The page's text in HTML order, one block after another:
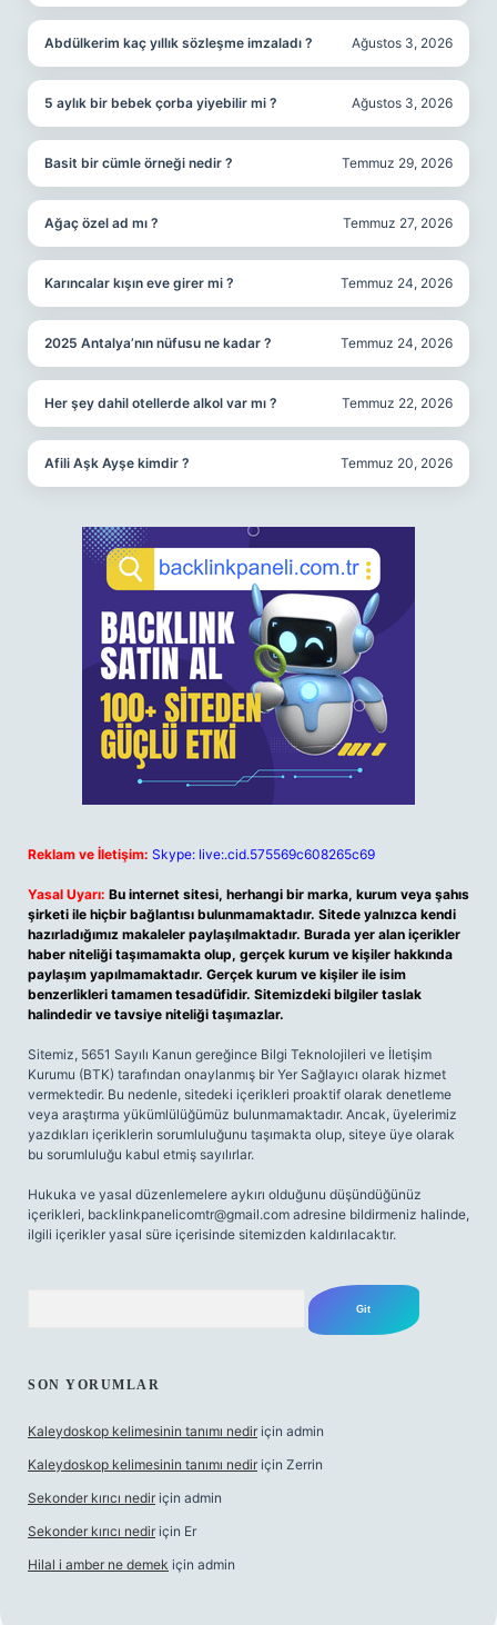
Abdülkerim kaç yıllık sözleşme imzaladı ? Ağustos 3, 2026
5 aylık bir bebek çorba yiyebilir mi ? Ağustos 3, 2026
Basit bir cümle örneği nedir ? Temmuz 29, 2026
Ağaç özel ad mı ? Temmuz 27, 2026
Karıncalar kışın eve girer mi ? Temmuz 24, 2026
2025 Antalya’nın nüfusu ne kadar ? Temmuz 24, 2026
Her şey dahil otellerde alkol var mı ? Temmuz 22, 2026
Afili Aşk Ayşe kimdir ? Temmuz 20, 2026
Reklam ve İletişim: Skype: live:.cid.575569c608265c69
Yasal Uyarı: Bu internet sitesi, herhangi bir marka, kurum veya şahıs
şirketi ile hiçbir bağlantısı bulunmamaktadır. Sitede yalnızca kendi
hazırladığımız makaleler paylaşılmaktadır. Burada yer alan içerikler
haber niteliği taşımamakta olup, gerçek kurum ve kişiler hakkında
paylaşım yapılmamaktadır. Gerçek kurum ve kişiler ile isim
benzerlikleri tamamen tesadüfidir. Sitemizdeki bilgiler taslak
halindedir ve tavsiye niteliği taşımazlar.
Sitemiz, 5651 Sayılı Kanun gereğince Bilgi Teknolojileri ve İletişim
Kurumu (BTK) tarafından onaylanmış bir Yer Sağlayıcı olarak hizmet
vermektedir. Bu nedenle, sitedeki içerikleri proaktif olarak denetleme
veya araştırma yükümlülüğümüz bulunmamaktadır. Ancak, üyelerimiz
yazdıkları içeriklerin sorumluluğunu taşımakta olup, siteye üye olarak
bu sorumluluğu kabul etmiş sayılırlar.
Hukuka ve yasal düzenlemelere aykırı olduğunu düşündüğünüz
içerikleri, backlinkpanelicomtr@gmail.com adresine bildirmeniz halinde,
ilgili içerikler yasal süre içerisinde sitemizden kaldırılacaktır.
SON YORUMLAR
Kaleydoskop kelimesinin tanımı nedir için admin
Kaleydoskop kelimesinin tanımı nedir için Zerrin
Sekonder kırıcı nedir için admin
Sekonder kırıcı nedir için Er
Hilal i amber ne demek için admin